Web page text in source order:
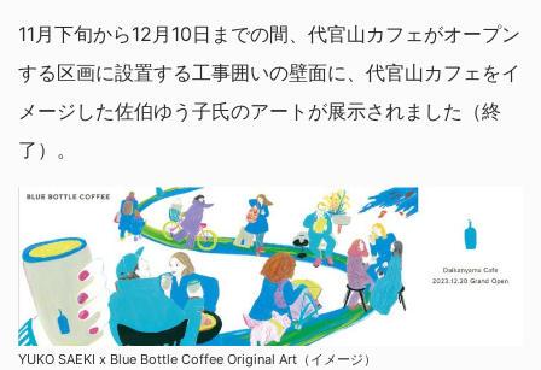
11月下旬から12月10日までの間、代官山カフェがオープン
する区画に設置する工事囲いの壁面に、代官山カフェをイ
メージした佐伯ゆう子氏のアートが展示されました（終
了）。
YUKO SAEKI x Blue Bottle Coffee Original Art（イメージ）